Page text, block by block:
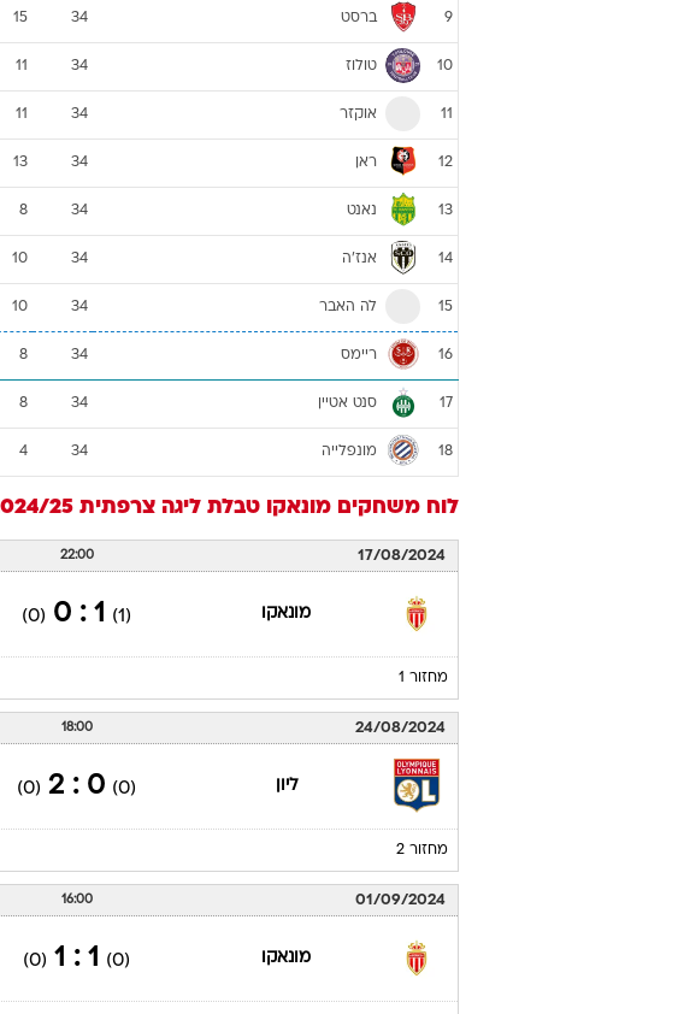
9 ברסט 34
15
10 טולוז 34
11
11 אוקזר 34
11
12 ראן 34
13
13 נאנט 34
8
14 אנז'ה 34
10
15 לה האבר 34
10
16 ריימס 34
8
17 סנט אטיין 34
8
18 מונפלייה 34
4
לוח משחקים מונאקו טבלת ליגה צרפתית 2024/25
17/08/2024
22:00
מונאקו (1)
1 : 0
(0)
מחזור 1
24/08/2024
18:00
ליון (0)
0 : 2
(0)
מחזור 2
01/09/2024
16:00
מונאקו (0)
1 : 1
(0)